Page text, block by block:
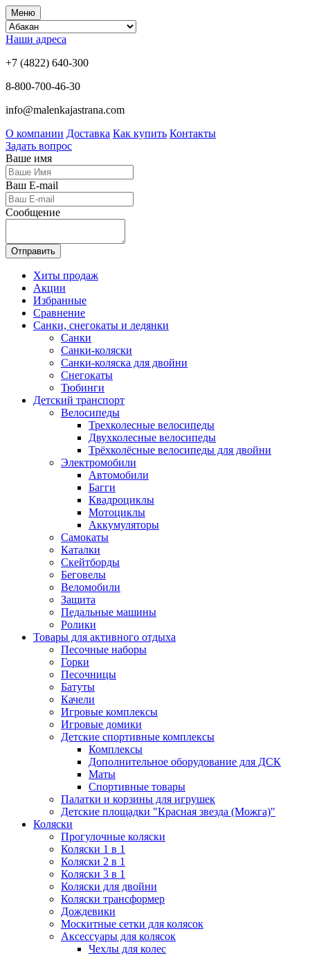
Меню
Наши адреса
+7 (4822) 640-300
8-800-700-46-30
info@malenkajastrana.com
О компании Доставка Как купить Контакты
Задать вопрос
Ваше имя
Ваш E-mail
Сообщение
Отправить
Хиты продаж
Акции
Избранные
Сравнение
Санки, снегокаты и ледянки
Санки
Санки-коляски
Санки-коляска для двойни
Снегокаты
Тюбинги
Детский транспорт
Велосипеды
Трехколесные велосипеды
Двухколесные велосипеды
Трёхколёсные велосипеды для двойни
Электромобили
Автомобили
Багги
Квадроциклы
Мотоциклы
Аккумуляторы
Самокаты
Каталки
Скейтборды
Беговелы
Веломобили
Защита
Педальные машины
Ролики
Товары для активного отдыха
Песочные наборы
Горки
Песочницы
Батуты
Качели
Игровые комплексы
Игровые домики
Детские спортивные комплексы
Комплексы
Дополнительное оборудование для ДСК
Маты
Спортивные товары
Палатки и корзины для игрушек
Детские площадки "Красная звезда (Можга)"
Коляски
Прогулочные коляски
Коляски 1 в 1
Коляски 2 в 1
Коляски 3 в 1
Коляски для двойни
Коляски трансформер
Дождевики
Москитные сетки для колясок
Аксессуары для колясок
Чехлы для колес